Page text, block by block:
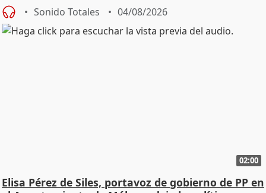
Sonido Totales 04/08/2026
02:00
Elisa Pérez de Siles, portavoz de gobierno de PP en